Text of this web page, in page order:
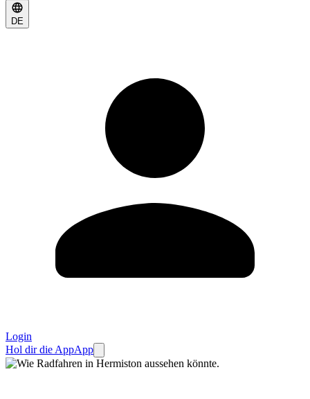
DE
Login
Hol dir die AppApp